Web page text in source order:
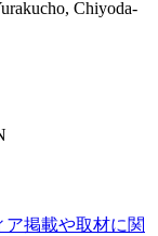
Chiyoda-
ア掲載や取材に関